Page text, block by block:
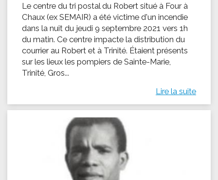
Le centre du tri postal du Robert situé à Four à
Chaux (ex SEMAIR) a été victime d'un incendie
dans la nuit du jeudi 9 septembre 2021 vers 1h
du matin. Ce centre impacte la distribution du
courrier au Robert et à Trinité. Étaient présents
sur les lieux les pompiers de Sainte-Marie,
Trinité, Gros...
Lire la suite